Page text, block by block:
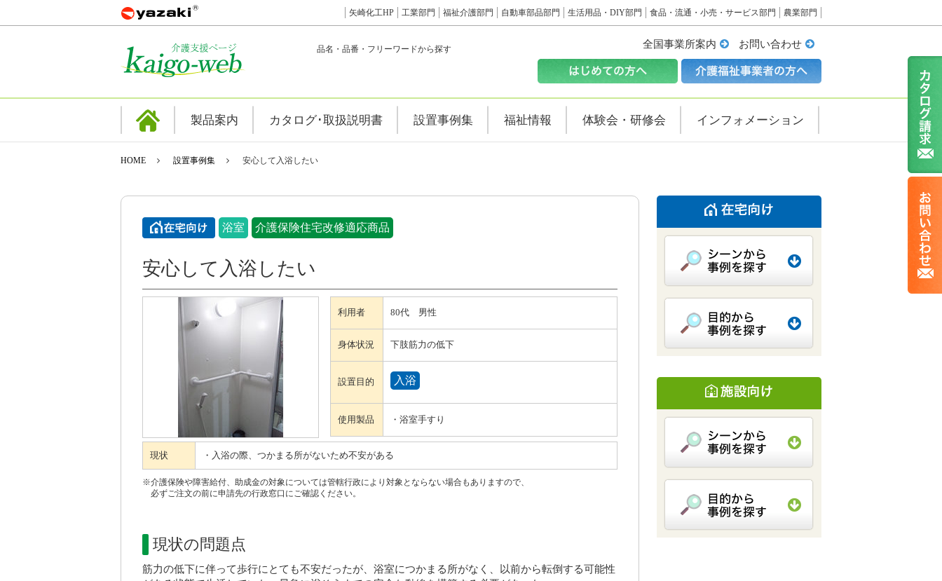
矢崎化工HP 工業部門 福祉介護部門 自動車部品部門 生活用品・DIY部門 食品・流通・小売・サービス部門 農業部門
品名・品番・フリーワードから探す 全国事業所案内 お問い合わせ
製品案内 カタログ･取扱説明書 設置事例集 福祉情報 体験会・研修会 インフォメーション
HOME 設置事例集 安心して入浴したい
浴室 介護保険住宅改修適応商品
安心して入浴したい
利用者 80代 男性
身体状況 下肢筋力の低下
設置目的 入浴
使用製品 ・浴室手すり
現状 ・入浴の際、つかまる所がないため不安がある
※介護保険や障害給付、助成金の対象については管轄行政により対象とならない場合もありますので、
必ずご注文の前に申請先の行政窓口にご確認ください。
現状の問題点
筋力の低下に伴って歩行にとても不安だったが、浴室につかまる所がなく、以前から転倒する可能性